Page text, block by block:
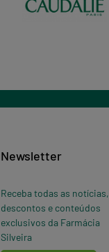
Newsletter
Receba todas as notícias,
descontos e conteúdos
exclusivos da Farmácia
Silveira